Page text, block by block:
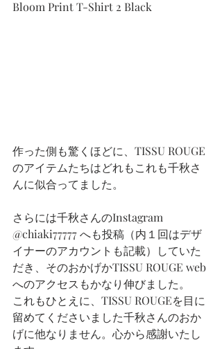
Bloom Print T-Shirt 2 Black
作った側も驚くほどに、TISSU ROUGE
のアイテムたちはどれもこれも千秋さ
んに似合ってました。
さらには千秋さんのInstagram
@chiaki77777 へも投稿（内１回はデザ
イナーのアカウントも記載）していた
だき、そのおかげかTISSU ROUGE web
へのアクセスもかなり伸びました。
これもひとえに、TISSU ROUGEを目に
留めてくださいました千秋さんのおか
げに他なりません。心から感謝いたし